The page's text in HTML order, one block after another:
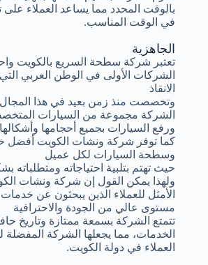
بالوقت المحدد مما يساعد العملاء على
في الوقت المناسب.
الجاهزية
تعتبر شركة سطحة السريع بالكويت
الشركات الأولى في الوطن العربي
الانقاذ
وتخصصت منذ زمن بعيد في هذا
الشركة مجموعة من السيارات
ورفع السيارات بجميع أحجامها
كما توفر شركة ونشات الكويت
وسطحة السيارات لكل عميل
حيث تهتم بتلبية احتياجاته ومتطلباته
ولهذا يمكن القول إن شركة ونشات
الأمثل للعملاء الذين يبحثون عن
مستوى عالي من الجودة والاحترافية
تتمتع الشركة بسمعة ممتازة وتاريخ
الخدمات، مما يجعلها الشركة المفضلة
العملاء في دولة الكويت.